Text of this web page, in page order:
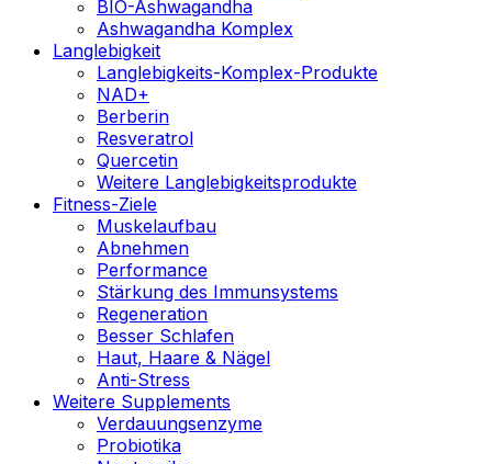
BIO-Ashwagandha
Ashwagandha Komplex
Langlebigkeit
Langlebigkeits-Komplex-Produkte
NAD+
Berberin
Resveratrol
Quercetin
Weitere Langlebigkeitsprodukte
Fitness-Ziele
Muskelaufbau
Abnehmen
Performance
Stärkung des Immunsystems
Regeneration
Besser Schlafen
Haut, Haare & Nägel
Anti-Stress
Weitere Supplements
Verdauungsenzyme
Probiotika